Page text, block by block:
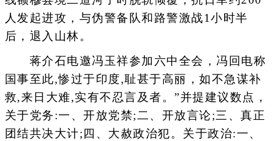
人发起进攻，与伪警备队和路警激战1小时半
后，退入山林。
蒋介石电邀冯玉祥参加六中全会，冯回电称
国事至此,惨过于印度,耻甚于高丽，如不急谋补
救,来日大难,实有不忍言及者。”并提建议数点，
关于党务:一、开放党禁;二、开放言论;三、真正
团结共决大计;四、大赦政治犯。关于政治:一、